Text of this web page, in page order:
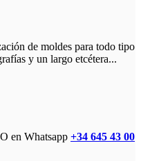
de moldes para todo tipo
y un largo etcétera...
O en Whatsapp +34 645 43 00